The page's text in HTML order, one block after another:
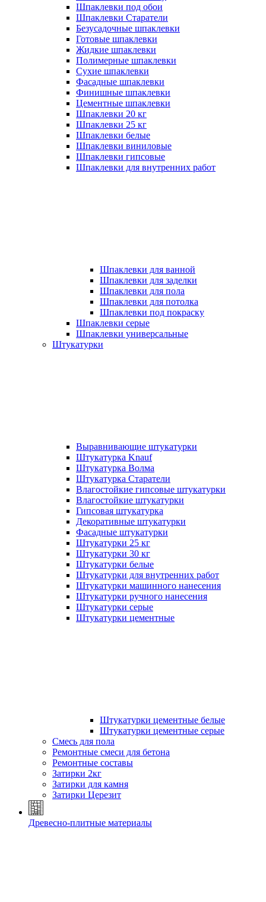
Шпаклевки под обои
Шпаклевки Старатели
Безусадочные шпаклевки
Готовые шпаклевки
Жидкие шпаклевки
Полимерные шпаклевки
Сухие шпаклевки
Фасадные шпаклевки
Финишные шпаклевки
Цементные шпаклевки
Шпаклевки 20 кг
Шпаклевки 25 кг
Шпаклевки белые
Шпаклевки виниловые
Шпаклевки гипсовые
Шпаклевки для внутренних работ
Шпаклевки для ванной
Шпаклевки для заделки
Шпаклевки для пола
Шпаклевки для потолка
Шпаклевки под покраску
Шпаклевки серые
Шпаклевки универсальные
Штукатурки
Выравнивающие штукатурки
Штукатурка Knauf
Штукатурка Волма
Штукатурка Старатели
Влагостойкие гипсовые штукатурки
Влагостойкие штукатурки
Гипсовая штукатурка
Декоративные штукатурки
Фасадные штукатурки
Штукатурки 25 кг
Штукатурки 30 кг
Штукатурки белые
Штукатурки для внутренних работ
Штукатурки машинного нанесения
Штукатурки ручного нанесения
Штукатурки серые
Штукатурки цементные
Штукатурки цементные белые
Штукатурки цементные серые
Смесь для пола
Ремонтные смеси для бетона
Ремонтные составы
Затирки 2кг
Затирки для камня
Затирки Церезит
Древесно-плитные материалы